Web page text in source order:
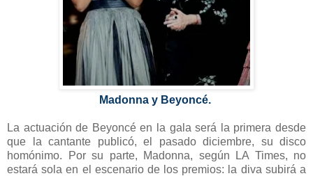
Madonna y Beyoncé.
La actuación de Beyoncé en la gala será la primera desde
que la cantante publicó, el pasado diciembre, su disco
homónimo. Por su parte, Madonna, según LA Times, no
estará sola en el escenario de los premios: la diva subirá a